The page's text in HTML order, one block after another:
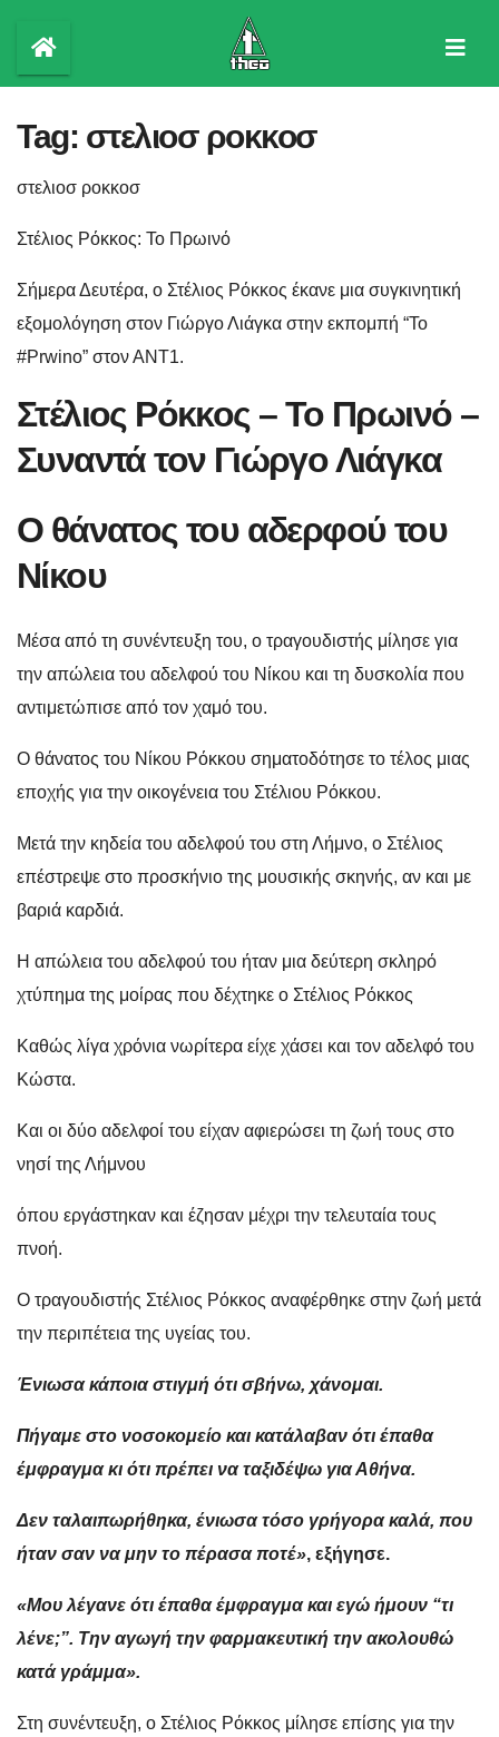
content
Tag: στελιοσ ροκκοσ
στελιοσ ροκκοσ
Στέλιος Ρόκκος: Το Πρωινό
Σήμερα Δευτέρα, ο Στέλιος Ρόκκος έκανε μια συγκινητική
εξομολόγηση στον Γιώργο Λιάγκα στην εκπομπή “To
#Prwino” στον ΑΝΤ1.
Στέλιος Ρόκκος – Το Πρωινό –
Συναντά τον Γιώργο Λιάγκα
Ο θάνατος του αδερφού του
Νίκου
Μέσα από τη συνέντευξη του, ο τραγουδιστής μίλησε για
την απώλεια του αδελφού του Νίκου και τη δυσκολία που
αντιμετώπισε από τον χαμό του.
Ο θάνατος του Νίκου Ρόκκου σηματοδότησε το τέλος μιας
εποχής για την οικογένεια του Στέλιου Ρόκκου.
Μετά την κηδεία του αδελφού του στη Λήμνο, ο Στέλιος
επέστρεψε στο προσκήνιο της μουσικής σκηνής, αν και με
βαριά καρδιά.
Η απώλεια του αδελφού του ήταν μια δεύτερη σκληρό
χτύπημα της μοίρας που δέχτηκε ο Στέλιος Ρόκκος
Καθώς λίγα χρόνια νωρίτερα είχε χάσει και τον αδελφό του
Κώστα.
Και οι δύο αδελφοί του είχαν αφιερώσει τη ζωή τους στο
νησί της Λήμνου
όπου εργάστηκαν και έζησαν μέχρι την τελευταία τους
πνοή.
Ο τραγουδιστής Στέλιος Ρόκκος αναφέρθηκε στην ζωή μετά
την περιπέτεια της υγείας του.
Ένιωσα κάποια στιγμή ότι σβήνω, χάνομαι.
Πήγαμε στο νοσοκομείο και κατάλαβαν ότι έπαθα
έμφραγμα κι ότι πρέπει να ταξιδέψω για Αθήνα.
Δεν ταλαιπωρήθηκα, ένιωσα τόσο γρήγορα καλά, που
ήταν σαν να μην το πέρασα ποτέ», εξήγησε.
«Μου λέγανε ότι έπαθα έμφραγμα και εγώ ήμουν “τι
λένε;”. Την αγωγή την φαρμακευτική την ακολουθώ
κατά γράμμα».
Στη συνέντευξη, ο Στέλιος Ρόκκος μίλησε επίσης για την